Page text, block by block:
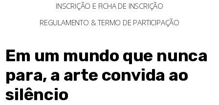
INSCRIÇÃO E FICHA DE INSCRIÇÃO
REGULAMENTO & TERMO DE PARTICIPAÇÃO
Em um mundo que nunca
para, a arte convida ao
silêncio